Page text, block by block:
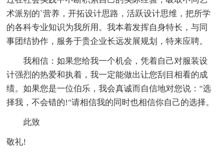
术派别的`营养，开拓设计思路，活跃设计思维，把所学
的各科专业知识为我所用。我本着发挥自身特长，与同
事团结协作，服务于贵企业长远发展规划，特来应聘。
我相信：如果您给我一个机会，凭着自己对服装设
计强烈的热爱和执着，我一定能做出让您刮目相看的成
绩。如果您是一位伯乐，我会真诚而自信地对您说："选
择我，不会错的!"请相信我的同时也相信你自己的选择。
此致
敬礼!